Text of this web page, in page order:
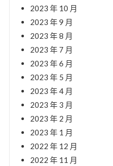
2023 年 10 月
2023 年 9 月
2023 年 8 月
2023 年 7 月
2023 年 6 月
2023 年 5 月
2023 年 4 月
2023 年 3 月
2023 年 2 月
2023 年 1 月
2022 年 12 月
2022 年 11 月